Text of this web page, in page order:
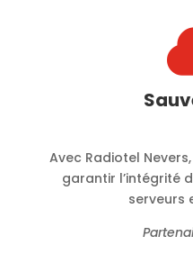
Avec Radiotel
garantir l’intégrité
serveurs